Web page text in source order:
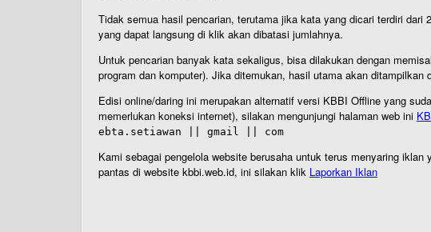
Tidak semua hasil pencarian, terutama jika kata yang dicari terdiri
yang dapat langsung di klik akan dibatasi jumlahnya.
Untuk pencarian banyak kata sekaligus, bisa dilakukan dengan
program dan komputer). Jika ditemukan, hasil utama akan
Edisi online/daring ini merupakan alternatif versi KBBI Offline yang
memerlukan koneksi internet), silakan mengunjungi halaman web ini
ebta.setiawan || gmail || com
Kami sebagai pengelola website berusaha untuk terus menyaring
pantas di website kbbi.web.id, ini silakan klik Laporkan Iklan